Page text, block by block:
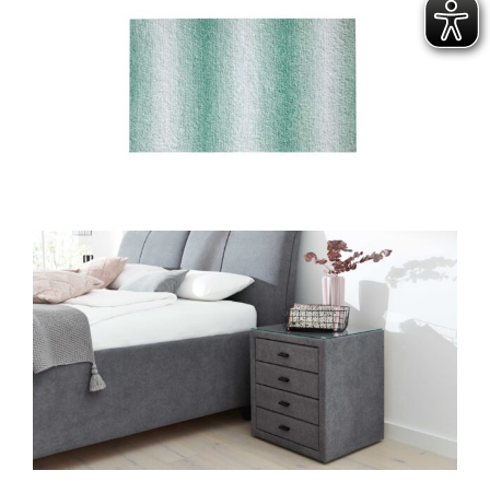
möchtest. Du kannst die Elemente einzeln
platzieren oder mit weiteren Möbelstücken
der Serie kombinieren, um ein harmonisches
Gesamtbild zu schaffen.
Produziert in Deutschland – mit 5
Jahren Herstellergarantie
Die Möbel der Interliving Wohnzimmer Serie
2110 werden
in Deutschland produziert
und stehen für erstklassige Materialien,
sorgfältige Verarbeitung und langlebige